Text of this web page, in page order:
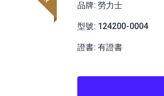
品牌: 勞力士
型號: 124200-0004
證書: 有證書